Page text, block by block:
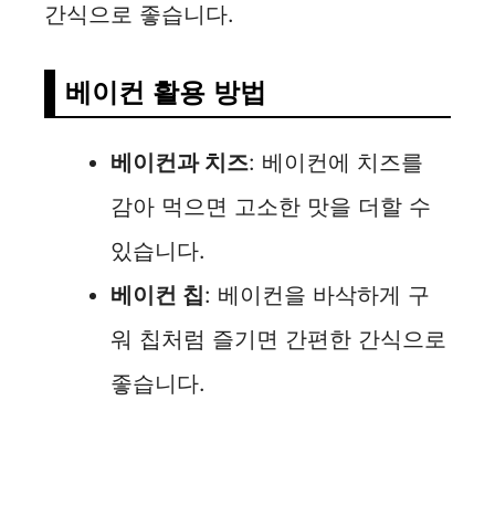
간식으로 좋습니다.
베이컨 활용 방법
베이컨과 치즈: 베이컨에 치즈를
감아 먹으면 고소한 맛을 더할 수
있습니다.
베이컨 칩: 베이컨을 바삭하게 구
워 칩처럼 즐기면 간편한 간식으로
좋습니다.